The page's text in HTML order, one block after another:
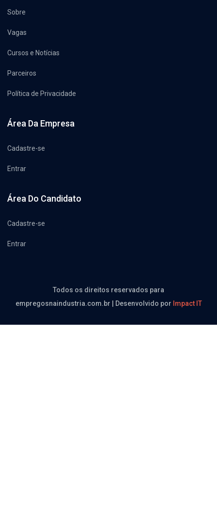
Sobre
Vagas
Cursos e Notícias
Parceiros
Política de Privacidade
Área Da Empresa
Cadastre-se
Entrar
Área Do Candidato
Cadastre-se
Entrar
Todos os direitos reservados para
empregosnaindustria.com.br | Desenvolvido por Impact IT